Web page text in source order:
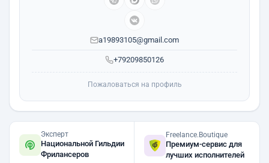
+79209850126
a19893105@gmail.com
Пожаловаться на профиль
Эксперт
Национальной Гильдии
Фрилансеров
Freelance.Boutique
Премиум-сервис для
лучших исполнителей